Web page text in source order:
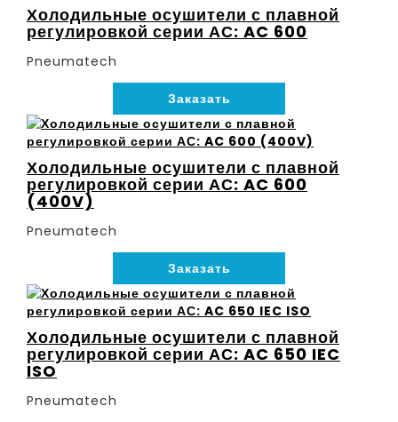
Холодильные осушители с плавной
регулировкой серии АС: AC 600
Pneumatech
Заказать
Холодильные осушители с плавной
регулировкой серии АС: AC 600
(400V)
Pneumatech
Заказать
Холодильные осушители с плавной
регулировкой серии АС: AC 650 IEC
ISO
Pneumatech